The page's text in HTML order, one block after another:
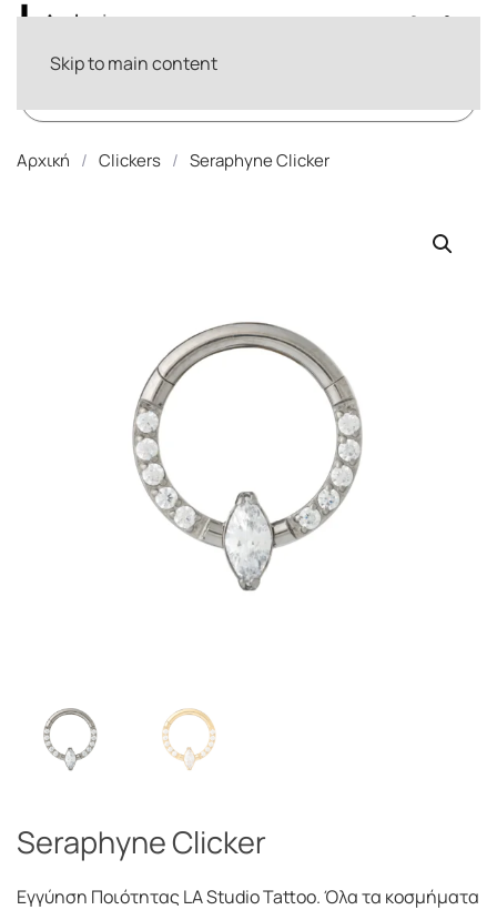
Skip to main content
Αρχική Clickers Seraphyne Clicker
Seraphyne Clicker
Εγγύηση Ποιότητας LA Studio Tattoo. Όλα τα κοσμήματα